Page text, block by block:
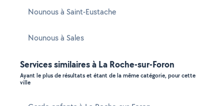
Nounous à Saint-Eustache
Nounous à Sales
Services similaires à La Roche-sur-Foron
Ayant le plus de résultats et étant de la même catégorie, pour cette
ville